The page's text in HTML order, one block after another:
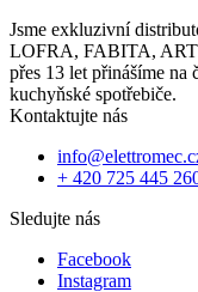
Jsme exkluzivní
LOFRA, FABITA,
přes 13 let přinášíme na
kuchyňské spotřebiče.
Kontaktujte nás
+ 420 725 445
Sledujte nás
Facebook
Instagram